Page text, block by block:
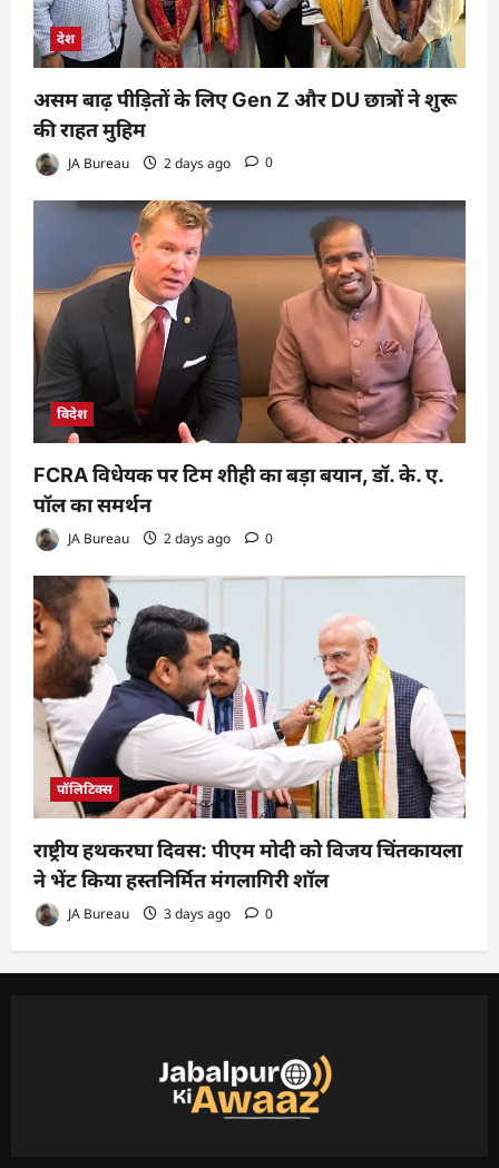
देश
असम बाढ़ पीड़ितों के लिए Gen Z और DU छात्रों ने शुरू
की राहत मुहिम
JA Bureau 2 days ago 0
विदेश
FCRA विधेयक पर टिम शीही का बड़ा बयान, डॉ. के. ए.
पॉल का समर्थन
JA Bureau 2 days ago 0
पॉलिटिक्स
राष्ट्रीय हथकरघा दिवस: पीएम मोदी को विजय चिंतकायला
ने भेंट किया हस्तनिर्मित मंगलागिरी शॉल
JA Bureau 3 days ago 0